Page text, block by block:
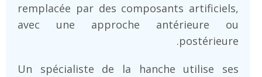
remplacée par des composants artificiels,
avec une approche antérieure ou
postérieure.
Un spécialiste de la hanche utilise ses